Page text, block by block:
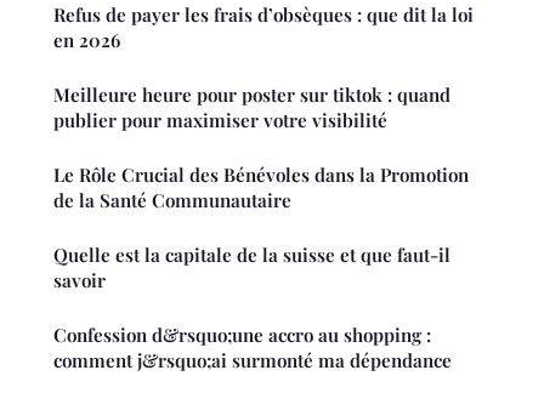
Refus de payer les frais d’obsèques : que dit la loi
en 2026
Meilleure heure pour poster sur tiktok : quand
publier pour maximiser votre visibilité
Le Rôle Crucial des Bénévoles dans la Promotion
de la Santé Communautaire
Quelle est la capitale de la suisse et que faut-il
savoir
Confession d&rsquo;une accro au shopping :
comment j&rsquo;ai surmonté ma dépendance